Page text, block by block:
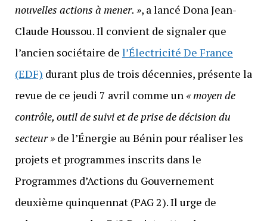
nouvelles actions à mener. », a lancé Dona Jean-
Claude Houssou. Il convient de signaler que
l’ancien sociétaire de l’Électricité De France
(EDF) durant plus de trois décennies, présente la
revue de ce jeudi 7 avril comme un « moyen de
contrôle, outil de suivi et de prise de décision du
secteur »de l’Énergie au Bénin pour réaliser les
projets et programmes inscrits dans le
Programmes d’Actions du Gouvernement
deuxième quinquennat (PAG 2). Il urge de